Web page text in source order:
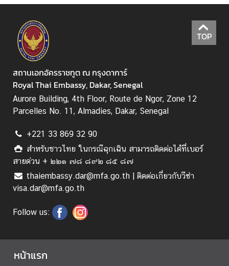
ก
า
ศ
ติ
ด
ต่
อ
TOP
สถานเอกอัครราชทูต ณ กรุงดาการ์
Royal Thai Embassy, Dakar, Senegal
Aurore Building, 4th Floor, Route de Ngor, Zone 12
Parcelles No. 11, Almadies, Dakar, Senegal
+221 33 869 32 90
สำหรับชาวไทย ในกรณีฉุกเฉิน สามารถติดต่อได้ที่เบอร์
สายด่วน + ๒๒๑ ๗๘ ๘๙๒ ๘๕ ๘๗
thaiembassy.dar@mfa.go.th | ติดต่อเกี่ยวกับวีซ่า
visa.dar@mfa.go.th
Follow us:
หน้าแรก